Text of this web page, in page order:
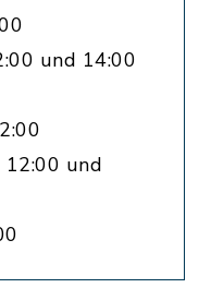
und 14:00
und